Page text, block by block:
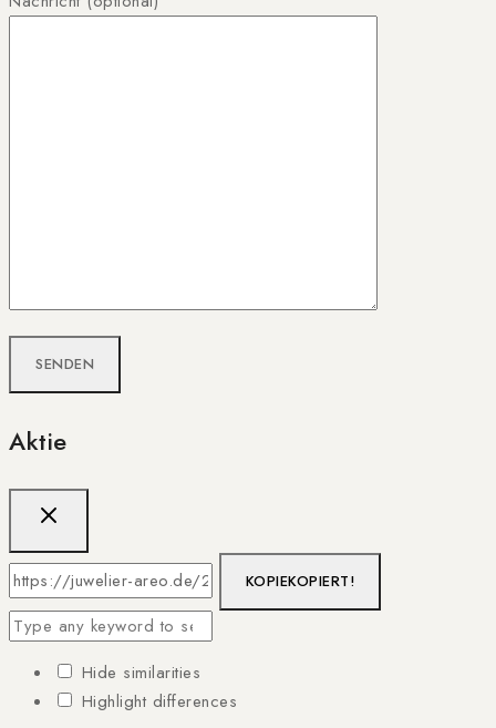
Aktie
KOPIEKOPIERT!
Hide similarities
Highlight differences